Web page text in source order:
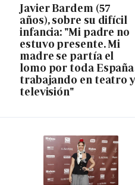
Javier Bardem (57
años), sobre su difícil
infancia: "Mi padre no
estuvo presente. Mi
madre se partía el
lomo por toda España
trabajando en teatro
televisión"